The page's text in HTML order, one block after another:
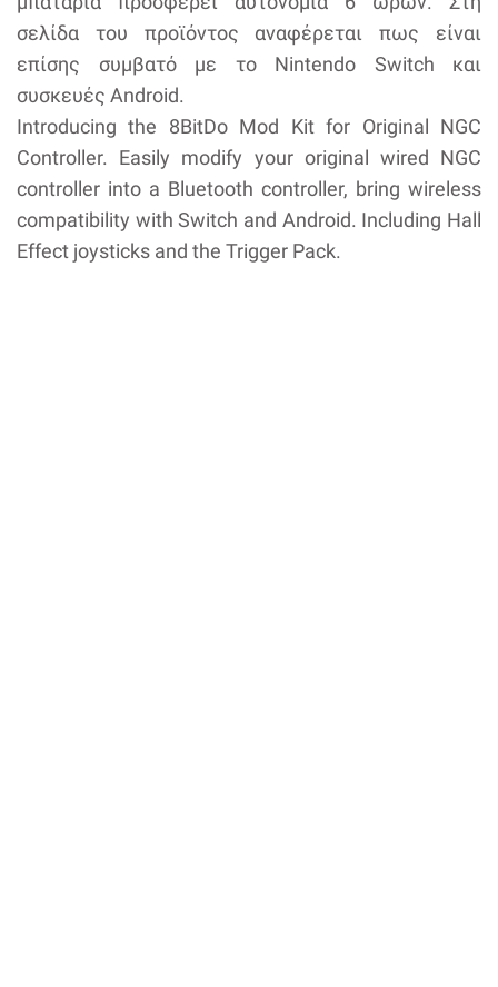
σελίδα του προϊόντος αναφέρεται πως είναι
επίσης συμβατό με το Nintendo Switch και
συσκευές Android.
Introducing the 8BitDo Mod Kit for Original NGC
Controller. Easily modify your original wired NGC
controller into a Bluetooth controller, bring wireless
compatibility with Switch and Android. Including Hall
Effect joysticks and the Trigger Pack.